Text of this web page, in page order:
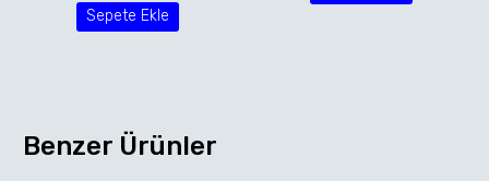
Sepete Ekle
Benzer Ürünler